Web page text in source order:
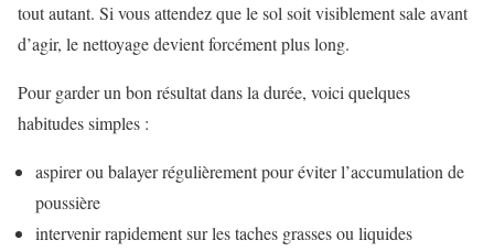
tout autant. Si vous attendez que le sol soit visiblement sale avant
d’agir, le nettoyage devient forcément plus long.
Pour garder un bon résultat dans la durée, voici quelques
habitudes simples :
aspirer ou balayer régulièrement pour éviter l’accumulation de
poussière
intervenir rapidement sur les taches grasses ou liquides